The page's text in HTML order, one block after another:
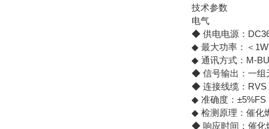
技术参数
电气
◆ 供电电源：
◆ 最大功率：＜1W
◆ 通讯方式：M-
◆ 信号输出：一组
◆ 连接线缆：RVS
◆ 准确度：±5%FS
◆ 检测原理：催化
◆ 响应时间：催化